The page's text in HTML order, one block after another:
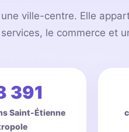
ville-centre. Elle
le commerce et
391
Saint-Étienne